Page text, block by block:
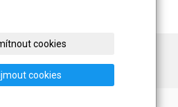
cookies
cookies